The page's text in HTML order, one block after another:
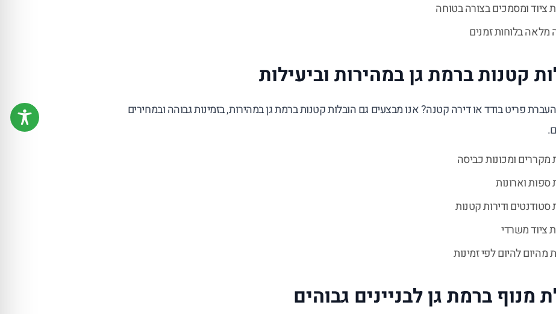
ציוד ומסמכים בצורה בטוחה
מלאה בלוחות זמנים
קטנות ברמת גן במהירות וביעילות
פריט בודד או דירה קטנה? אנו מבצעים גם הובלות קטנות ברמת גן במהירות, בזמינות גבוהה ובמחירים
מקררים ומכונות כביסה
ספות וארונות
סטודנטים ודירות קטנות
ציוד משרדי
מהיום להיום לפי זמינות
מנוף ברמת גן לבניינים גבוהים